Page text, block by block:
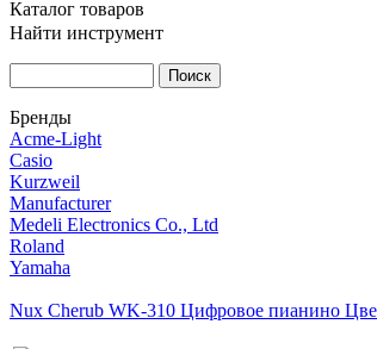
Каталог товаров
Найти инструмент
Бренды
Acme-Light
Casio
Kurzweil
Manufacturer
Medeli Electronics Co., Ltd
Roland
Yamaha
Nux Cherub WK-310 Цифровое пианино